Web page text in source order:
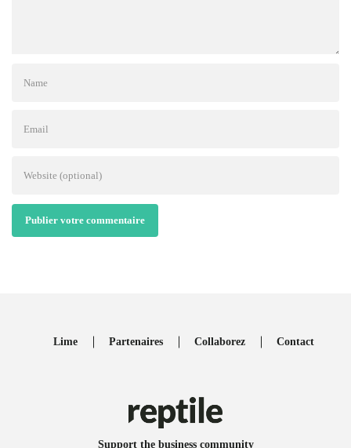
Publier votre commentaire
Lime Partenaires Collaborez Contact
Support the business community